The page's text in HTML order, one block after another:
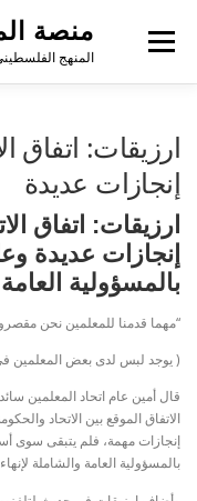
منصة
المنهج
القائمة
ارزيقات: اتفاق
إنجازات عديدة
ارزيقات: اتفاق
إنجازات عديدة
بالمسؤولية العامة
“مهما قدمنا للمعلمين نحن
( يوجد لبس لدى بعض المعلمين
قال أمين عام اتحاد المعلمين
الاتفاق الموقع بين الاتحاد
إنجازات مهمة، فلم يتبقى سوى
بالمسؤولية العامة والشاملة